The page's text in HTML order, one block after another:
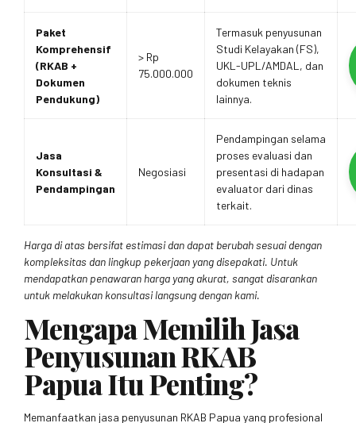
Paket
Komprehensif
(RKAB +
Dokumen
Pendukung)
> Rp
75.000.000
Termasuk penyusunan
Studi Kelayakan (FS),
UKL-UPL/AMDAL, dan
dokumen teknis
lainnya.
Jasa
Konsultasi &
Pendampingan
Negosiasi
Pendampingan selama
proses evaluasi dan
presentasi di hadapan
evaluator dari dinas
terkait.
Harga di atas bersifat estimasi dan dapat berubah sesuai dengan
kompleksitas dan lingkup pekerjaan yang disepakati. Untuk
mendapatkan penawaran harga yang akurat, sangat disarankan
untuk melakukan konsultasi langsung dengan kami.
Mengapa Memilih Jasa
Penyusunan RKAB
Papua Itu Penting?
Memanfaatkan jasa penyusunan RKAB Papua yang profesional